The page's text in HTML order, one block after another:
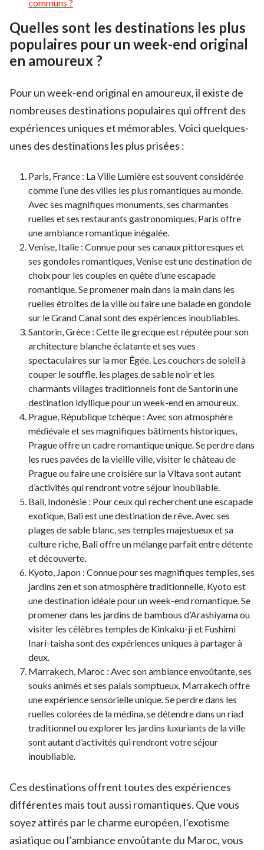
communs ?
Quelles sont les destinations les plus
populaires pour un week-end original
en amoureux ?
Pour un week-end original en amoureux, il existe de
nombreuses destinations populaires qui offrent des
expériences uniques et mémorables. Voici quelques-
unes des destinations les plus prisées :
Paris, France : La Ville Lumière est souvent considérée
comme l’une des villes les plus romantiques au monde.
Avec ses magnifiques monuments, ses charmantes
ruelles et ses restaurants gastronomiques, Paris offre
une ambiance romantique inégalée.
Venise, Italie : Connue pour ses canaux pittoresques et
ses gondoles romantiques, Venise est une destination de
choix pour les couples en quête d’une escapade
romantique. Se promener main dans la main dans les
ruelles étroites de la ville ou faire une balade en gondole
sur le Grand Canal sont des expériences inoubliables.
Santorin, Grèce : Cette île grecque est réputée pour son
architecture blanche éclatante et ses vues
spectaculaires sur la mer Égée. Les couchers de soleil à
couper le souffle, les plages de sable noir et les
charmants villages traditionnels font de Santorin une
destination idyllique pour un week-end en amoureux.
Prague, République tchèque : Avec son atmosphère
médiévale et ses magnifiques bâtiments historiques,
Prague offre un cadre romantique unique. Se perdre dans
les rues pavées de la vieille ville, visiter le château de
Prague ou faire une croisière sur la Vltava sont autant
d’activités qui rendront votre séjour inoubliable.
Bali, Indonésie : Pour ceux qui recherchent une escapade
exotique, Bali est une destination de rêve. Avec ses
plages de sable blanc, ses temples majestueux et sa
culture riche, Bali offre un mélange parfait entre détente
et découverte.
Kyoto, Japon : Connue pour ses magnifiques temples, ses
jardins zen et son atmosphère traditionnelle, Kyoto est
une destination idéale pour un week-end romantique. Se
promener dans les jardins de bambous d’Arashiyama ou
visiter les célèbres temples de Kinkaku-ji et Fushimi
Inari-taisha sont des expériences uniques à partager à
deux.
Marrakech, Maroc : Avec son ambiance envoûtante, ses
souks animés et ses palais somptueux, Marrakech offre
une expérience sensorielle unique. Se perdre dans les
ruelles colorées de la médina, se détendre dans un riad
traditionnel ou explorer les jardins luxuriants de la ville
sont autant d’activités qui rendront votre séjour
inoubliable.
Ces destinations offrent toutes des expériences
différentes mais tout aussi romantiques. Que vous
soyez attirés par le charme européen, l’exotisme
asiatique ou l’ambiance envoûtante du Maroc, vous